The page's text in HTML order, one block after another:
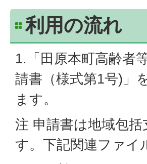
利用の流れ
1.「田原本町高齢者
請書（様式第1号)」
ます。
注 申請書は地域包
す。下記関連ファイ